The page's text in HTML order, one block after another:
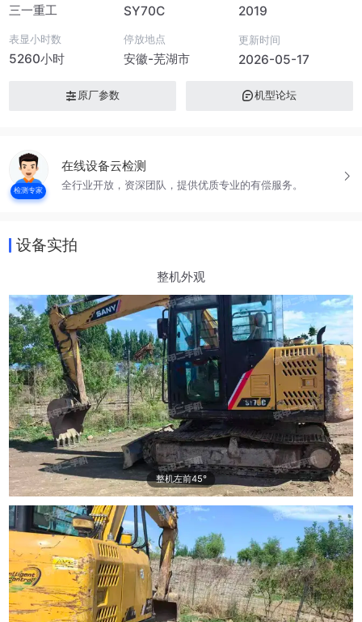
三一重工 SY70C 2019
表显小时数
5260小时
停放地点
安徽-芜湖市
更新时间
2026-05-17
原厂参数 机型论坛
检测专家
在线设备云检测
全行业开放，资深团队，提供优质专业的有偿服务。
设备实拍
整机外观
整机左前45°